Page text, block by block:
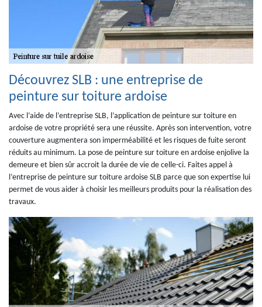
Découvrez SLB : une entreprise de
peinture sur toiture ardoise
Avec l’aide de l’entreprise SLB, l’application de peinture sur toiture en
ardoise de votre propriété sera une réussite. Après son intervention, votre
couverture augmentera son imperméabilité et les risques de fuite seront
réduits au minimum. La pose de peinture sur toiture en ardoise enjolive la
demeure et bien sûr accroit la durée de vie de celle-ci. Faites appel à
l’entreprise de peinture sur toiture ardoise SLB parce que son expertise lui
permet de vous aider à choisir les meilleurs produits pour la réalisation des
travaux.